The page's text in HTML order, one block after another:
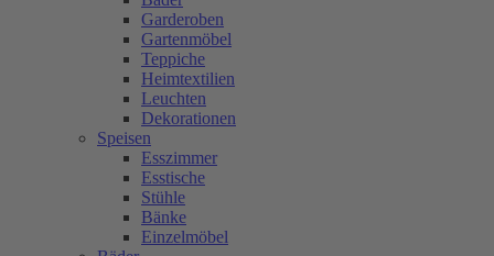
Garderoben
Gartenmöbel
Teppiche
Heimtextilien
Leuchten
Dekorationen
Speisen
Esszimmer
Esstische
Stühle
Bänke
Einzelmöbel